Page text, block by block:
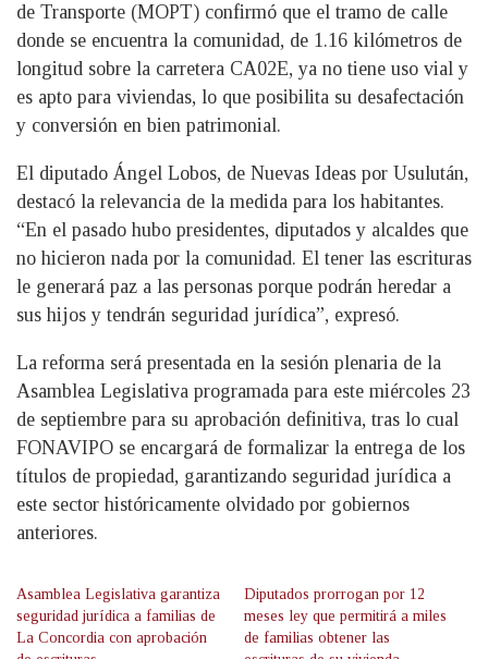
de Transporte (MOPT) confirmó que el tramo de calle
donde se encuentra la comunidad, de 1.16 kilómetros de
longitud sobre la carretera CA02E, ya no tiene uso vial y
es apto para viviendas, lo que posibilita su desafectación
y conversión en bien patrimonial.
El diputado Ángel Lobos, de Nuevas Ideas por Usulután,
destacó la relevancia de la medida para los habitantes.
“En el pasado hubo presidentes, diputados y alcaldes que
no hicieron nada por la comunidad. El tener las escrituras
le generará paz a las personas porque podrán heredar a
sus hijos y tendrán seguridad jurídica”, expresó.
La reforma será presentada en la sesión plenaria de la
Asamblea Legislativa programada para este miércoles 23
de septiembre para su aprobación definitiva, tras lo cual
FONAVIPO se encargará de formalizar la entrega de los
títulos de propiedad, garantizando seguridad jurídica a
este sector históricamente olvidado por gobiernos
anteriores.
Asamblea Legislativa garantiza
seguridad jurídica a familias de
La Concordia con aprobación
Diputados prorrogan por 12
meses ley que permitirá a miles
de familias obtener las